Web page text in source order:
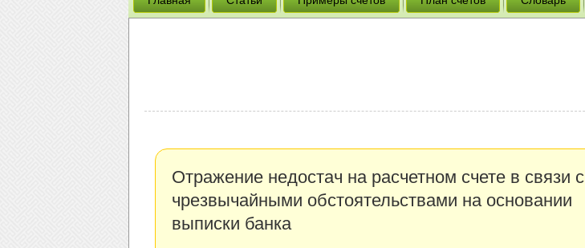
Отражение недостач на расчетном счете в связи с
чрезвычайными обстоятельствами на основании
выписки банка